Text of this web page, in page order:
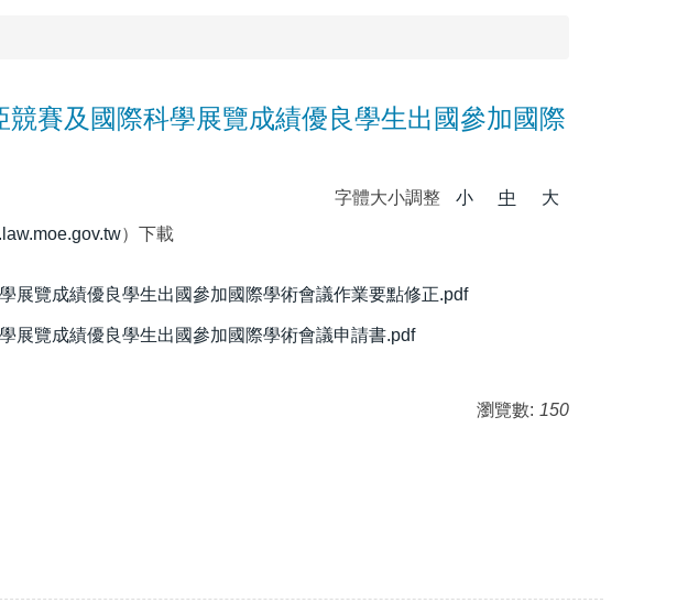
賽及國際科學展覽成績優良學生出國參加國際
字體大小調整 小 中
大
）下載
展覽成績優良學生出國參加國際學術會議作業要點修正.pdf
展覽成績優良學生出國參加國際學術會議申請書.pdf
瀏覽數: 150